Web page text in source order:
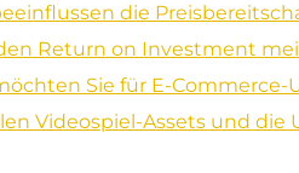
die
Return on Investment
Sie für E-
Videospiel-Assets und